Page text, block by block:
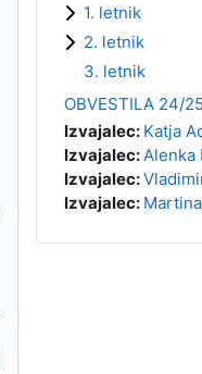
1. letnik
2. letnik
3. letnik
OBVESTILA 24/25
Izvajalec: Katja
Izvajalec:Alenka
Izvajalec:
Izvajalec: